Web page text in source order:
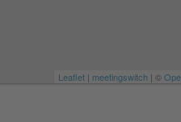
Leaflet | meetingswitch | ©